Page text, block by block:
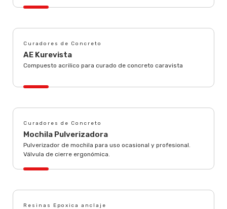
Curadores de Concreto
AE Kurevista
Compuesto acrilico para curado de concreto caravista
Curadores de Concreto
Mochila Pulverizadora
Pulverizador de mochila para uso ocasional y profesional.
Válvula de cierre ergonómica.
Resinas Epoxica anclaje